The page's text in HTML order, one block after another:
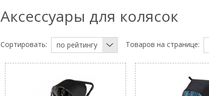
Аксессуары для колясок
Сортировать: по рейтингу Товаров на странице: